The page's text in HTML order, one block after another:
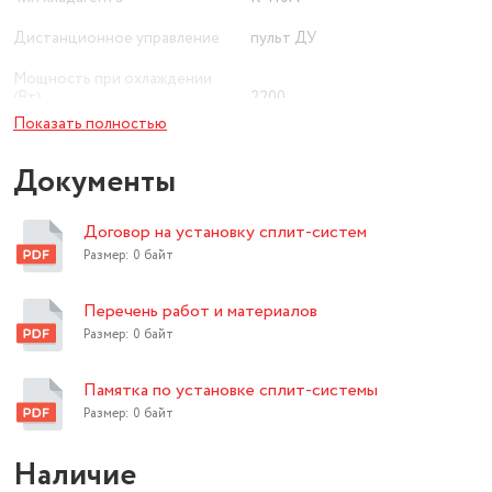
обеспечивают эффективное охлаждение и обогрев
помещений и долгий срок службы оборудования.
Дистанционное управление
пульт ДУ
Мощность при охлаждении
2200
Рекомендуемая площадь
помещения (м²)
Минимальный уровень шума
внутреннего блока (дБ)
Приточная вентиляция
нет
Уровень шума наружнего блока
(дБ)
Режим работы
Дополнительные режимы
Показать полностью
Документы
Договор на установку сплит-систем
Размер: 0 байт
Перечень работ и материалов
Размер: 0 байт
Памятка по установке сплит-системы
Размер: 0 байт
Наличие